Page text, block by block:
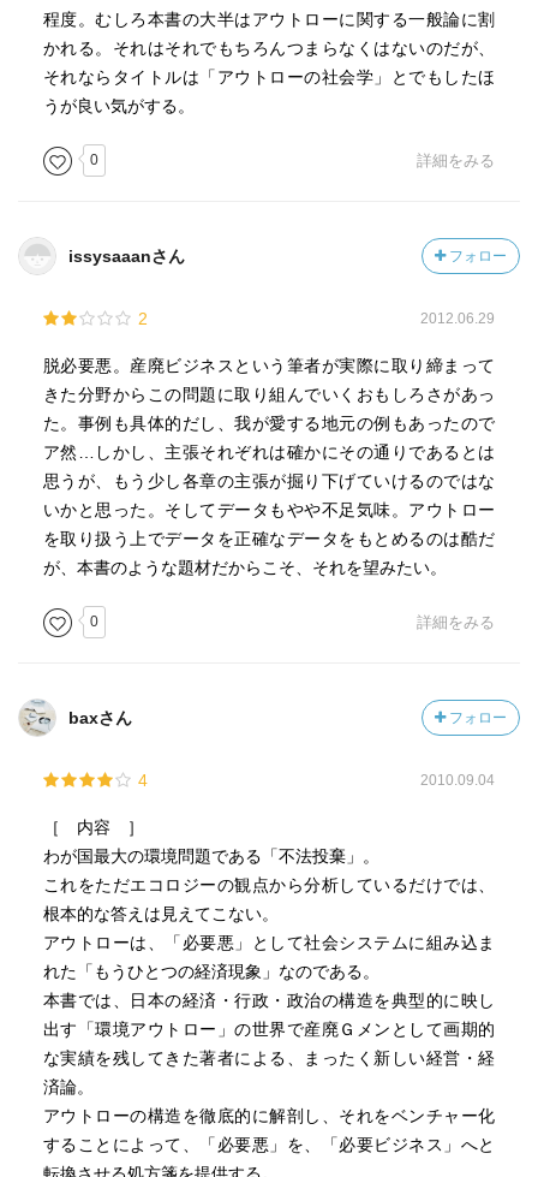
程度。むしろ本書の大半はアウトローに関する一般論に割
かれる。それはそれでもちろんつまらなくはないのだが、
それならタイトルは「アウトローの社会学」とでもしたほ
うが良い気がする。
0 詳細をみる
issysaaanさん フォロー
2 2012.06.29
脱必要悪。産廃ビジネスという筆者が実際に取り締まって
きた分野からこの問題に取り組んでいくおもしろさがあっ
た。事例も具体的だし、我が愛する地元の例もあったので
ア然…しかし、主張それぞれは確かにその通りであるとは
思うが、もう少し各章の主張が掘り下げていけるのではな
いかと思った。そしてデータもやや不足気味。アウトロー
を取り扱う上でデータを正確なデータをもとめるのは酷だ
が、本書のような題材だからこそ、それを望みたい。
0 詳細をみる
baxさん フォロー
4 2010.09.04
［ 内容 ］
わが国最大の環境問題である「不法投棄」。
これをただエコロジーの観点から分析しているだけでは、
根本的な答えは見えてこない。
アウトローは、「必要悪」として社会システムに組み込ま
れた「もうひとつの経済現象」なのである。
本書では、日本の経済・行政・政治の構造を典型的に映し
出す「環境アウトロー」の世界で産廃Ｇメンとして画期的
な実績を残してきた著者による、まったく新しい経営・経
済論。
アウトローの構造を徹底的に解剖し、それをベンチャー化
することによって、「必要悪」を、「必要ビジネス」へと